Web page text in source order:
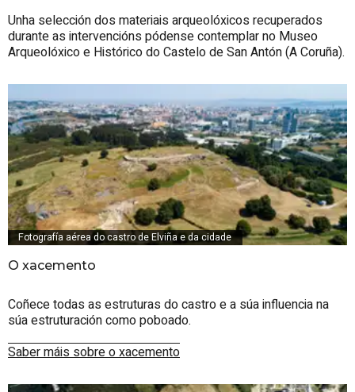
Unha selección dos materiais arqueolóxicos recuperados
durante as intervencións pódense contemplar no Museo
Arqueolóxico e Histórico do Castelo de San Antón (A Coruña).
Fotografía aérea do castro de Elviña e da cidade
O xacemento
Coñece todas as estruturas do castro e a súa influencia na
súa estruturación como poboado.
Saber máis sobre o xacemento